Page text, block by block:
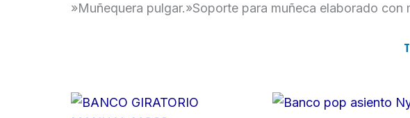
»Muñequera pulgar.»Soporte para muñeca elaborado con